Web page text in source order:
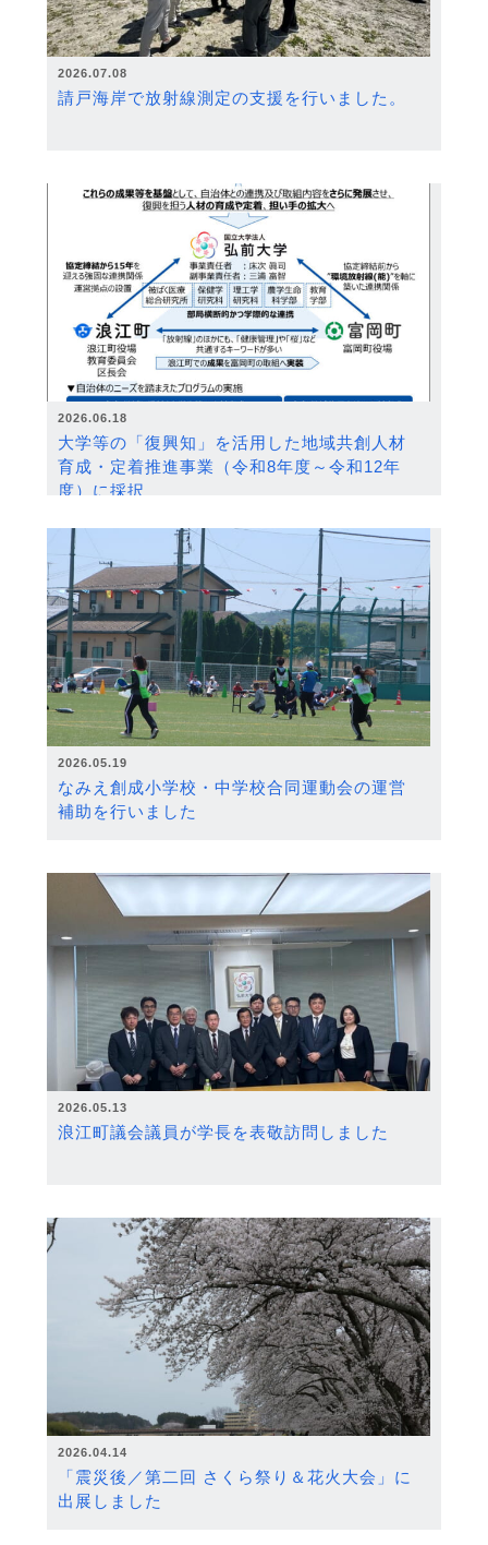
2026.07.08
請戸海岸で放射線測定の支援を行いました。
2026.06.18
大学等の「復興知」を活用した地域共創人材
育成・定着推進事業（令和8年度～令和12年
度）に採択
2026.05.19
なみえ創成小学校・中学校合同運動会の運営
補助を行いました
2026.05.13
浪江町議会議員が学長を表敬訪問しました
2026.04.14
「震災後／第二回 さくら祭り＆花火大会」に
出展しました